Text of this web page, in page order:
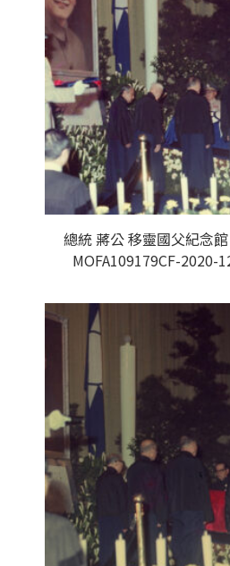
總統 蔣公 移靈國父紀念
MOFA109179CF-2020-